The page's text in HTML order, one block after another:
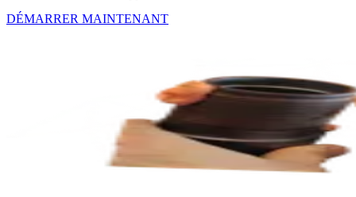
DÉMARRER MAINTENANT